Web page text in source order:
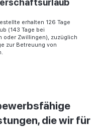
erhalten 126 Tage
(143 Tage bei
oder Zwillingen), zuzüglich
zur Betreuung von
die wir für